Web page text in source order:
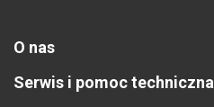
O nas
Serwis i pomoc techniczna